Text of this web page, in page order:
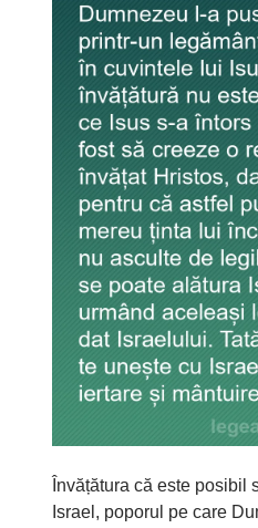
Învățătura că este posibil
Israel, poporul pe care